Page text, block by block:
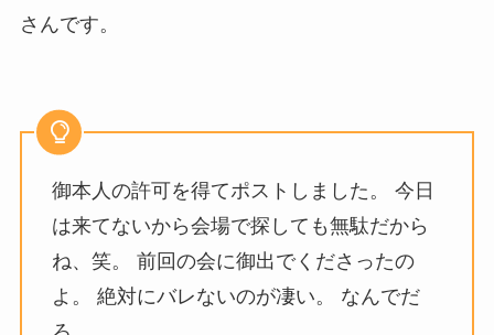
さんです。
御本人の許可を得てポストしました。 今日
は来てないから会場で探しても無駄だから
ね、笑。 前回の会に御出でくださったの
よ。 絶対にバレないのが凄い。 なんでだ